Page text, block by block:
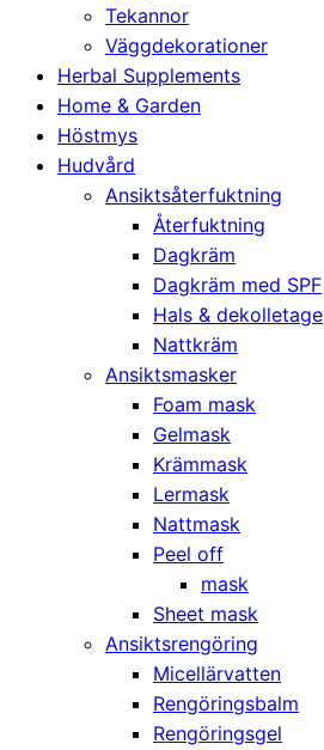
Tekannor
Väggdekorationer
Herbal Supplements
Home & Garden
Höstmys
Hudvård
Ansiktsåterfuktning
Återfuktning
Dagkräm
Dagkräm med SPF
Hals & dekolletage
Nattkräm
Ansiktsmasker
Foam mask
Gelmask
Krämmask
Lermask
Nattmask
Peel off
mask
Sheet mask
Ansiktsrengöring
Micellärvatten
Rengöringsbalm
Rengöringsgel